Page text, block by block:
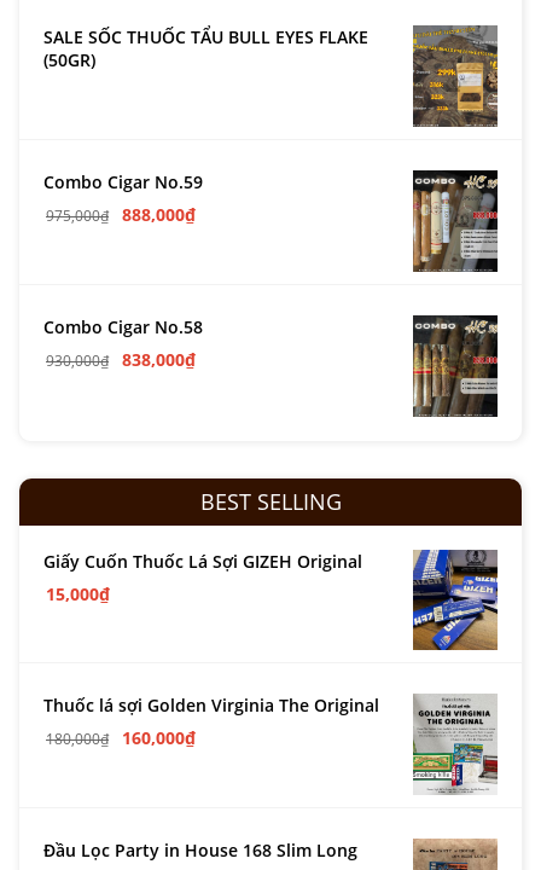
SALE SỐC THUỐC TẨU BULL EYES FLAKE
(50GR)
Combo Cigar No.59
975,000₫ 888,000₫
Combo Cigar No.58
930,000₫ 838,000₫
BEST SELLING
Giấy Cuốn Thuốc Lá Sợi GIZEH Original
15,000₫
Thuốc lá sợi Golden Virginia The Original
180,000₫ 160,000₫
Đầu Lọc Party in House 168 Slim Long